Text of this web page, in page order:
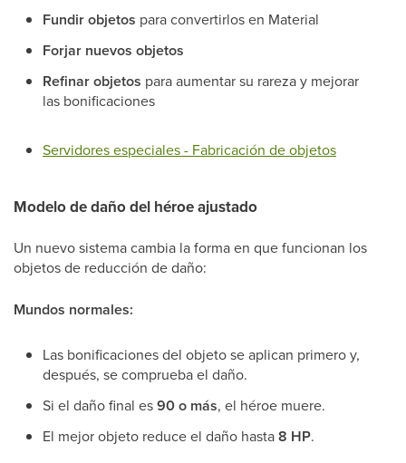
Fundir objetos para convertirlos en Material
Forjar nuevos objetos
Refinar objetos para aumentar su rareza y mejorar
las bonificaciones
Servidores especiales - Fabricación de objetos
Modelo de daño del héroe ajustado
Un nuevo sistema cambia la forma en que funcionan los
objetos de reducción de daño:
Mundos normales:
Las bonificaciones del objeto se aplican primero y,
después, se comprueba el daño.
Si el daño final es90 o más, el héroe muere.
El mejor objeto reduce el daño hasta8 HP.